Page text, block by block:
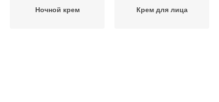
Ночной крем Крем для лица